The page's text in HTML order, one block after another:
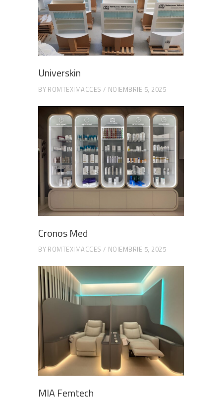
Universkin
BY ROMTEXIMACCES NOIEMBRIE 5, 2025
Cronos Med
BY ROMTEXIMACCES NOIEMBRIE 5, 2025
MIA Femtech